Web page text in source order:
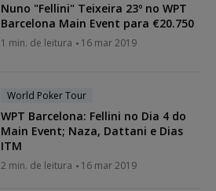
Nuno "Fellini" Teixeira 23º no WPT
Barcelona Main Event para €20.750
1 min. de leitura 16 mar 2019
World Poker Tour
WPT Barcelona: Fellini no Dia 4 do
Main Event; Naza, Dattani e Dias
ITM
2 min. de leitura 16 mar 2019